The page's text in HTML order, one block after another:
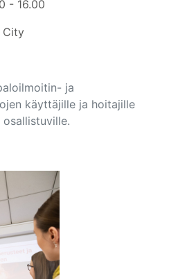
- 16.00
City
ja
käyttäjille ja hoitajille